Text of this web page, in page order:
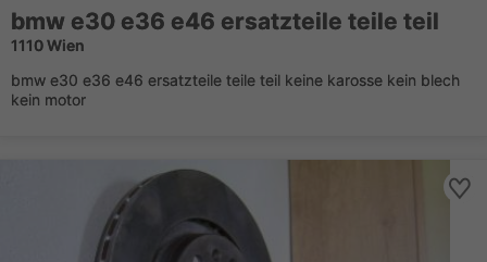
bmw e30 e36 e46 ersatzteile teile teil
1110 Wien
bmw e30 e36 e46 ersatzteile teile teil keine karosse kein blech
kein motor